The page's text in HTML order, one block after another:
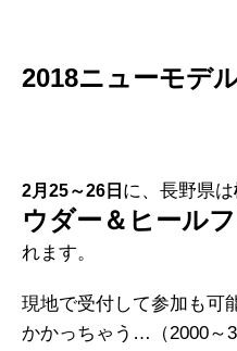
2018ニューモデ
2月25～26日 に、長野県は
ウダー＆ヒールフ
れます。
現地で受付して参加も可
かかっちゃう…（2000～